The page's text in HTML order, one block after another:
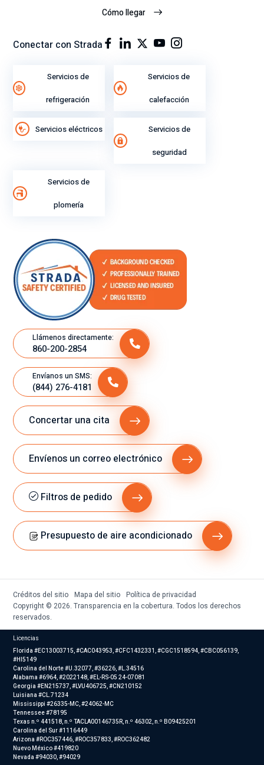
Cómo llegar
Conectar con Strada
Servicios de
refrigeración
Servicios de
calefacción
Servicios eléctricos Servicios de
seguridad
Servicios de
plomería
Llámenos directamente:
860-200-2854
Envíanos un SMS:
(844) 276-4181
Concertar una cita
Envíenos un correo electrónico
Filtros de pedido
Presupuesto de aire acondicionado
Créditos del sitio Mapa del sitio Política de privacidad
Copyright © 2026. Transparencia en la cobertura. Todos los derechos
reservados.
Licencias
Florida #EC13003715, #CAC043953, #CFC1432331, #CGC1518594, #CBC056139,
#HI5149
Carolina del Norte #U.32077, #36226, #L.34516
Alabama #6964, #2022148, #EL-RS-05 24-07081
Georgia #EN215737, #LVU406725, #CN210152
Luisiana #CL.71234
Mississippi #26335-MC, #24062-MC
Tennessee #78195
Texas n.º 441518, n.º TACLA00146735R, n.º 46302, n.º B09425201
Carolina del Sur #1116449
Arizona #ROC357446, #ROC357833, #ROC362482
Nuevo México #419820
Nevada #94030, #94029